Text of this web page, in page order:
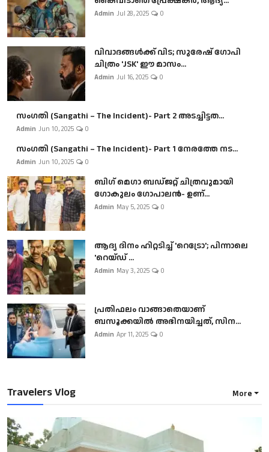
Admin Jul 28, 2025 0
വിവാദങ്ങൾക്ക് വിട; സുരേഷ് ഗോപി
ചിത്രം 'JSK' ഈ മാസം...
Admin Jul 16, 2025 0
സംഗതി (Sangathi – The Incident)- Part 2 അടച്ചിട്ടത...
Admin Jun 10, 2025 0
സംഗതി (Sangathi – The Incident)- Part 1 നേരത്തേ നട...
Admin Jun 10, 2025 0
ബി​ഗ് മെഗാ ബഡ്ജറ്റ് ചിത്രവുമായി
ഗോകുലം ഗോപാലൻ- ഉണ്...
Admin May 5, 2025 0
ആദ്യ ദിനം ഹിറ്റടിച്ച് 'റെട്രോ'; പിന്നാലെ
'റെയ്ഡ് ...
Admin May 3, 2025 0
പ്രതിഫലം വാങ്ങാതെയാണ്
ബസൂക്കയില്‍ അഭിനയിച്ചത്, സിന...
Admin Apr 11, 2025 0
Travelers Vlog More